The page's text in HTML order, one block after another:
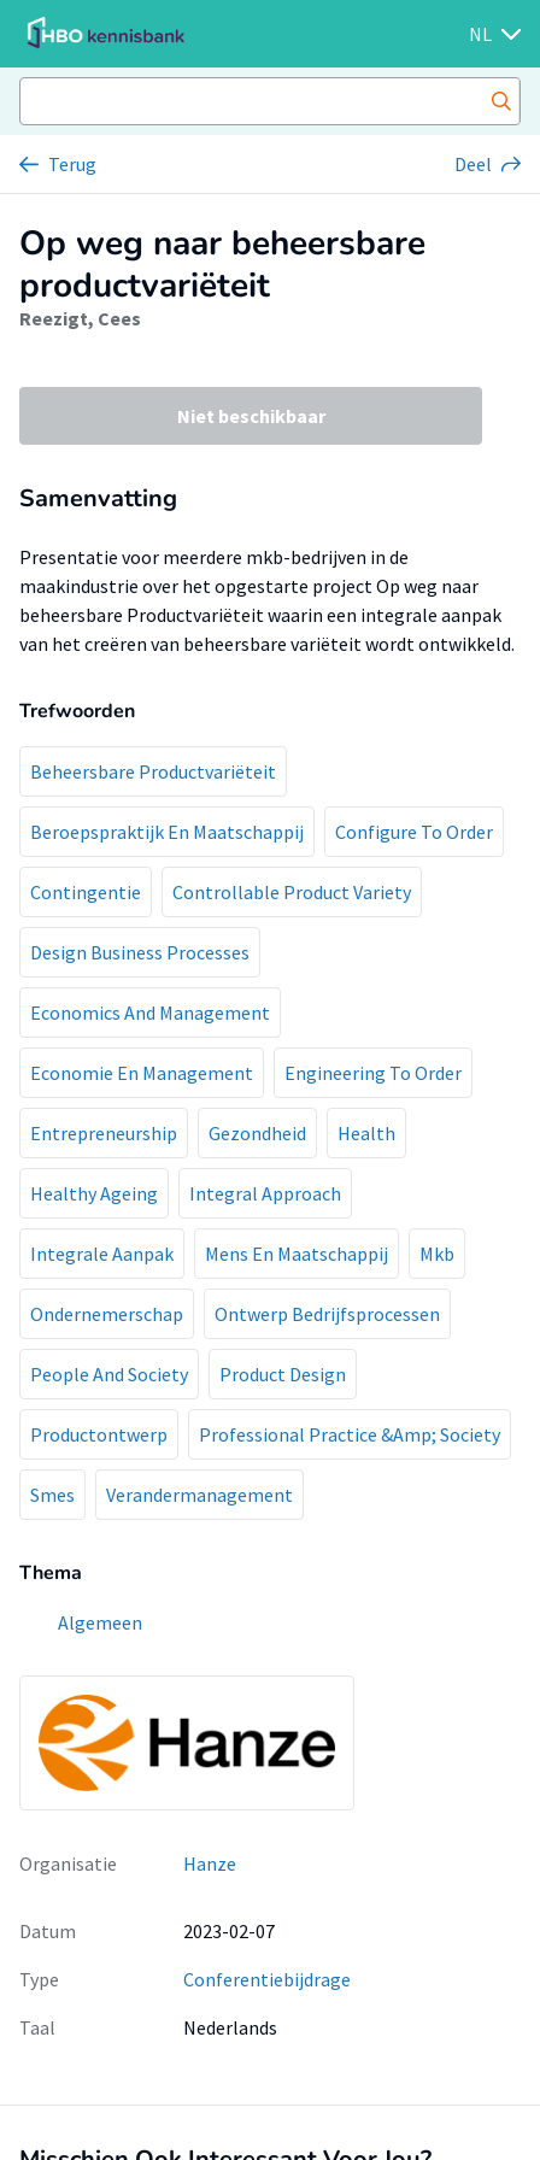
NL
Terug Deel
Op weg naar beheersbare
productvariëteit
Reezigt, Cees
Niet beschikbaar
Samenvatting
Presentatie voor meerdere mkb-bedrijven in de
maakindustrie over het opgestarte project Op weg naar
beheersbare Productvariëteit waarin een integrale aanpak
van het creëren van beheersbare variëteit wordt ontwikkeld.
Trefwoorden
Beheersbare Productvariëteit
Beroepspraktijk En Maatschappij Configure To Order
Contingentie Controllable Product Variety
Design Business Processes
Economics And Management
Economie En Management Engineering To Order
Entrepreneurship Gezondheid Health
Healthy Ageing Integral Approach
Integrale Aanpak Mens En Maatschappij Mkb
Ondernemerschap Ontwerp Bedrijfsprocessen
People And Society Product Design
Productontwerp Professional Practice &Amp; Society
Smes Verandermanagement
Thema
Algemeen
Organisatie Hanze
Datum
2023-02-07
Type
Conferentiebijdrage
Taal
Nederlands